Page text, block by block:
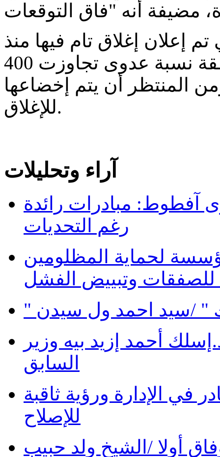
تم إعلان إغلاق تام فيها منذ
الأحد الماضي، شهدت 28 منطقة نسبة عدوى تجاوزت 400
ساكن ومن المنتظر أن يتم إخضاعها
للإغلاق.
آراء وتحليلات
آفطوط: مبادرات رائدة
رغم التحديات
لحماية المظلومين
للصفقات وتبييض الفشل
" /سيد احمد ول سيدن
أحمد إزيد بيه وزير
السابق
في الإدارة ورؤية ثاقبة
للإصلاح
أولا /الشيخ ولد حبيب